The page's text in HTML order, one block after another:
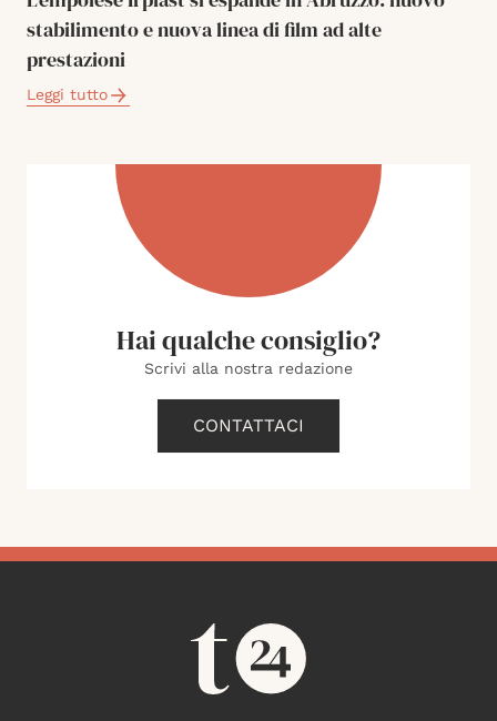
stabilimento e nuova linea di film ad alte
prestazioni
Leggi tutto
Hai qualche consiglio?
Scrivi alla nostra redazione
CONTATTACI